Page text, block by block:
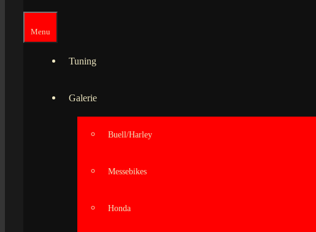
Menu
Tuning
Galerie
Buell/Harley
Messebikes
Honda